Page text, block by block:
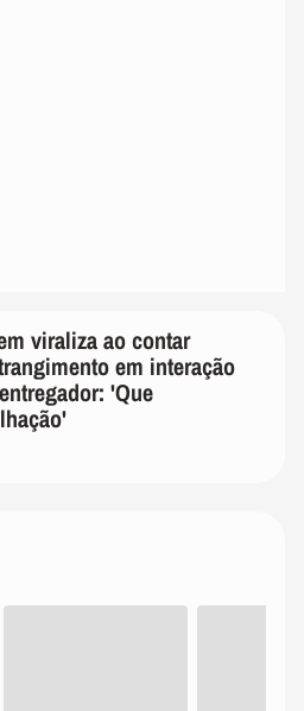
viraliza ao contar
em interação
'Que